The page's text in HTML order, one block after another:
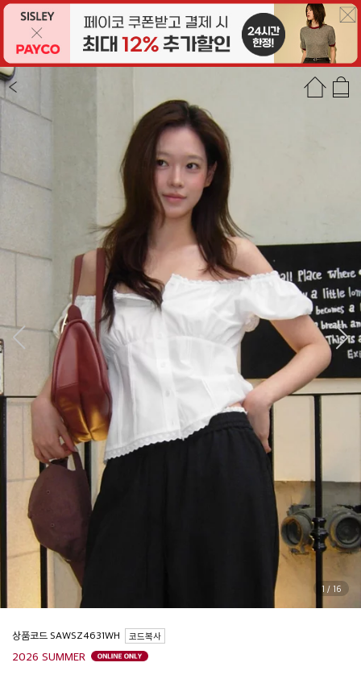
상품정보 상품평(19) 추천상품
1 / 16
상품코드 코드복사
2026 SUMMER